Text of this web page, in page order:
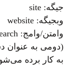
جيگه: site
وبجيگه: website
وامتن/وامج: search
(دومی به عنوان
به کار برده